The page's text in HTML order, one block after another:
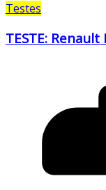
Testes
TESTE: